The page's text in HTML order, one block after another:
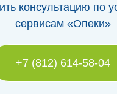
консультацию по
сервисам «Опеки»
+7 (812) 614-58-04